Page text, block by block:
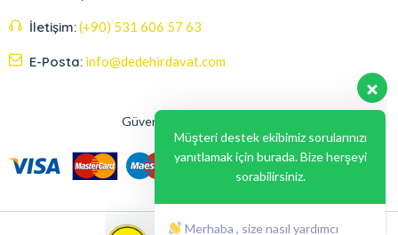
İletişim:(+90) 531 606 57 63
E-Posta: info@dedehirdavat.com
Güvenli Ödeme Seçenekleri
Müşteri destek ekibimiz sorularınızı
yanıtlamak için burada. Bize herşeyi
sorabilirsiniz.
Merhaba , size nasıl yardımcı